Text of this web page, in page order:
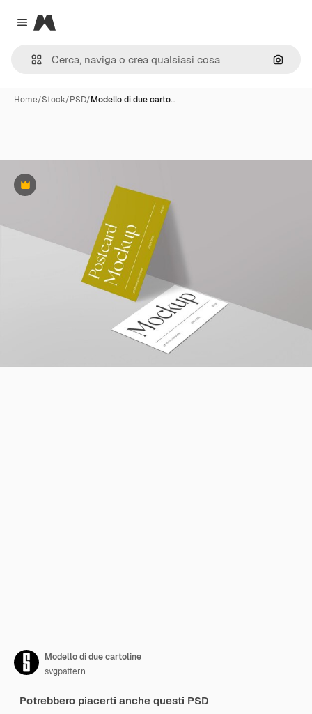
Close menu
Magnific
Cerca
Home/Stock/PSD/Modello di due carto…
Premium
Modello di due cartoline
svgpattern
Potrebbero piacerti anche questi PSD